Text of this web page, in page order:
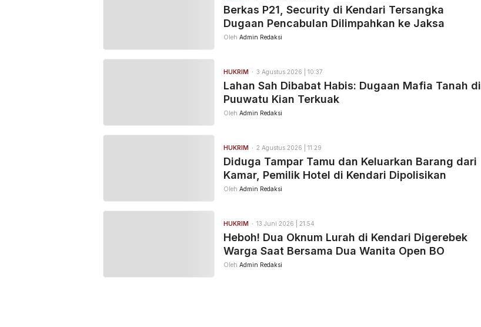
Berkas P21, Security di Kendari Tersangka
Dugaan Pencabulan Dilimpahkan ke Jaksa
Oleh Admin Redaksi
HUKRIM 3 Agustus 2026 | 10:37
Lahan Sah Dibabat Habis: Dugaan Mafia Tanah di
Puuwatu Kian Terkuak
Oleh Admin Redaksi
HUKRIM 2 Agustus 2026 | 11:29
Diduga Tampar Tamu dan Keluarkan Barang dari
Kamar, Pemilik Hotel di Kendari Dipolisikan
Oleh Admin Redaksi
HUKRIM 13 Juni 2026 | 21:54
Heboh! Dua Oknum Lurah di Kendari Digerebek
Warga Saat Bersama Dua Wanita Open BO
Oleh Admin Redaksi